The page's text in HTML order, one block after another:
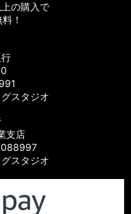
Mg］対応 カ
SW］対応
SW］対応 カ
SW］対応 カスタム
SW］対応 カスタム
の購入で
！
行
スタジオ
支店
スタジオ